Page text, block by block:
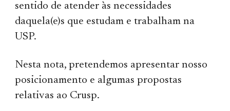
sentido de atender às necessidades
daquela(e)s que estudam e trabalham na
USP.
Nesta nota, pretendemos apresentar nosso
posicionamento e algumas propostas
relativas ao Crusp.